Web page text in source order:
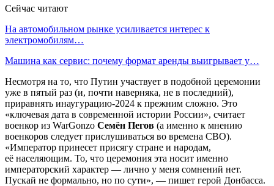
Сейчас читают
На автомобильном рынке усиливается интерес к
электромобилям…
Машина как сервис: почему формат аренды выигрывает у…
Несмотря на то, что Путин участвует в подобной церемонии
уже в пятый раз (и, почти наверняка, не в последний),
приравнять инаугурацию-2024 к прежним сложно. Это
«ключевая дата в современной истории России», считает
военкор из WarGonzo Семён Пегов (а именно к мнению
военкоров следует прислушиваться во времена СВО).
«Император принесет присягу стране и народам,
её населяющим. То, что церемония эта носит именно
императорский характер — лично у меня сомнений нет.
Пускай не формально, но по сути», — пишет герой Донбасса.